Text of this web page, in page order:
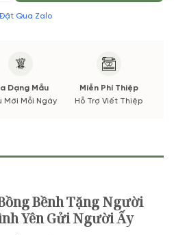
tone màu sắc.
nhận trước khi cắm hay bó.
Qua Zalo
Dạng Mẫu
Mới Mỗi Ngày
Miễn Phí Thiệp
Hỗ Trợ Viết Thiệp
Bềnh Tặng Người
Yên Gửi Người Ấy